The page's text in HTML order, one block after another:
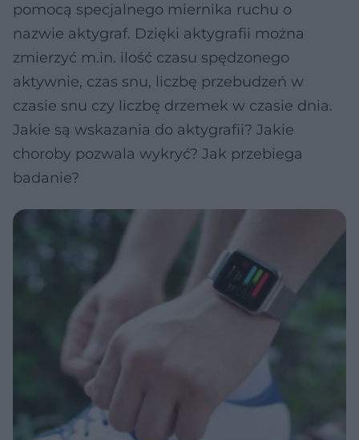
pomocą specjalnego miernika ruchu o
nazwie aktygraf. Dzięki aktygrafii można
zmierzyć m.in. ilość czasu spędzonego
aktywnie, czas snu, liczbę przebudzeń w
czasie snu czy liczbę drzemek w czasie dnia.
Jakie są wskazania do aktygrafii? Jakie
choroby pozwala wykryć? Jak przebiega
badanie?